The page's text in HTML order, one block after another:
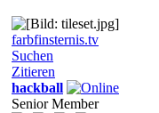
farbfinsternis.tv
Suchen
Zitieren
hackball
Senior Member